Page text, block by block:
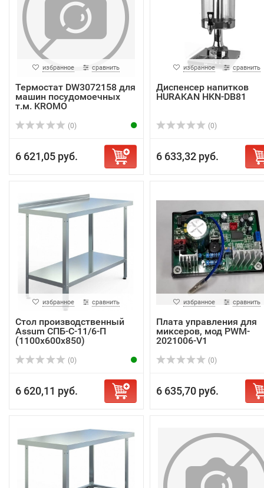
избранное сравнить
Термостат DW3072158 для
машин посудомоечных
т.м. KROMO
(0)
6 621,05 руб.
избранное сравнить
Диспенсер напитков
HURAKAN HKN-DB81
(0)
6 633,32 руб.
избранное сравнить
Стол производственный
Assum СПБ-С-11/6-П
(1100х600х850)
(0)
6 620,11 руб.
избранное сравнить
Плата управления для
миксеров, мод PWM-
2021006-V1
(0)
6 635,70 руб.